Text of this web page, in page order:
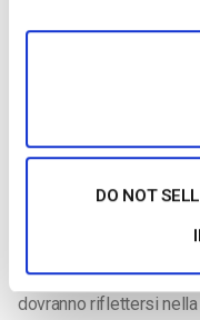
DO NOT
costosa, in quanto
manutenzione. Quanto
team di manutenzione
Tutte queste spese
dovranno riflettersi